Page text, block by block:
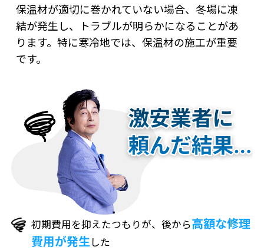
保温材が適切に巻かれていない場合、冬場に凍
結が発生し、トラブルが明らかになることがあ
ります。特に寒冷地では、保温材の施工が重要
です。
初期費用を抑えたつもりが、後から高額な修理
費用が発生した